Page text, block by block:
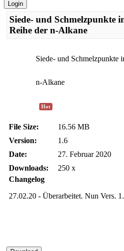
Siede- und Schmelzpunkte
Reihe der n-Alkane
Siede- und Schmelzpunkte
n-Alkane
Hot
File Size:
16.56 MB
Version:
1.6
Date:
27. Februar 2020
Downloads:
250 x
Changelog
27.02.20 - Überarbeitet. Nun Vers.